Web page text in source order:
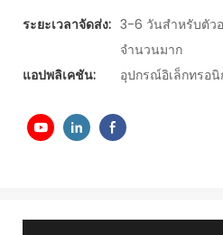
ระยะเวลาจัดส่ง: 3-6 วันสำหรับตัว
จำนวนมาก
แอปพลิเคชัน:
อุปกรณ์อิเล็กทรอ